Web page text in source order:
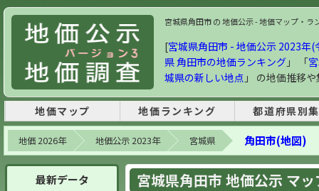
宮城県角田市 の 地価公示 - 地価マップ・ラ
[宮城県角田市 - 地価公示 2023年(
県 角田市の地価ランキング 」 「
城県の新しい地点 」 の地価推移
地価マップ 地価ランキング 都道府県別
地価 2026年 地価公示 2023年 宮城県 角田市(地図)
最新データ
宮城県角田市 地価公示 マ